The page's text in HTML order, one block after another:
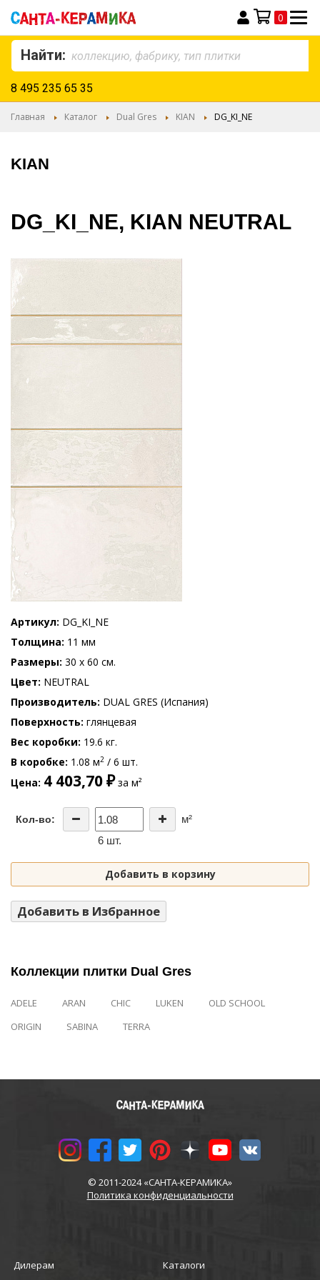
Моя корзина
0
Найти:
8 495 235 65 35
Главная Каталог Dual Gres KIAN DG_KI_NE
KIAN
DG_KI_NE, KIAN NEUTRAL
Артикул DG_KI_NE
Толщина 11 мм
Размеры 30 x 60 см.
Цвет NEUTRAL
Производитель DUAL GRES (Испания)
Поверхность глянцевая
Вес коробки 19.6 кг.
В коробке 1.08 м2 / 6 шт.
Цена 4 403,70 ₽за м²
Кол-во:
м²
6 шт.
Добавить в корзину
Добавить в Избранное
Коллекции плитки Dual Gres
ADELE ARAN CHIC LUKEN
OLD SCHOOL
ORIGIN
SABINA TERRA
© 2011-2024 «САНТА-КЕРАМИКА»
Политика конфиденциальности
Дилерам Каталоги